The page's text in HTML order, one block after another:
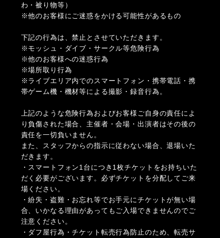
わ・被り物等）
※他のお客様にご迷惑をかける可能性があるもの
下記の行為は、禁止とさせていただきます。
※モッシュ・ダイブ・サークル等危険行為
※他のお客様への迷惑行為
※場所取り行為
※ライブエリア内でのスマートフォン・携帯電話・携
帯ゲーム機・機材等による撮影・録⾳⾏為。
上記のような危険行為およびお客様ご自身の責任によ
り負傷された場合、主催者・会場・出演者はその後の
責任を一切負いません。
また、スタッフからの指示に従わない場合、退場いた
だきます。
・スマートフォン1台につき1枚チケットをお持ちいた
だく必要がございます。必ずチケットを分配してご来
場ください。
・紛失・盗難・お忘れ等でお手元にチケットが無い場
合、いかなる理由があってもご入場できませんのでご
注意ください。
・ダフ屋行為・チケット転売行為防止のため、転売サ